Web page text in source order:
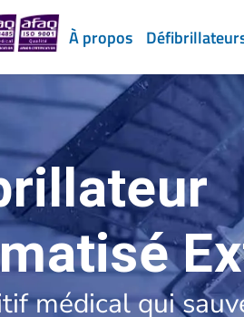
À propos
médical qui